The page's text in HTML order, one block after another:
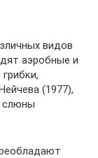
видов
аэробные и
(1977),
слюны